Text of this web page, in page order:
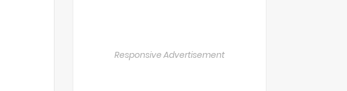
Responsive Advertisement